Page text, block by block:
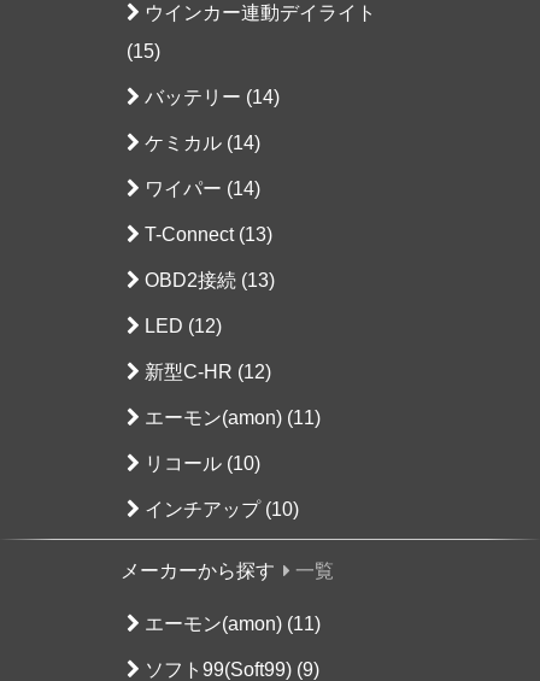
ウインカー連動デイライト
(15)
バッテリー (14)
ケミカル (14)
ワイパー (14)
T-Connect (13)
OBD2接続 (13)
LED (12)
新型C-HR (12)
エーモン(amon) (11)
リコール (10)
インチアップ (10)
メーカーから探す 一覧
エーモン(amon) (11)
ソフト99(Soft99) (9)